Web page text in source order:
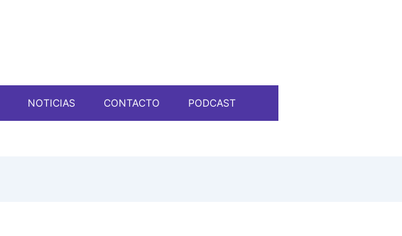
NOTICIAS CONTACTO PODCAST